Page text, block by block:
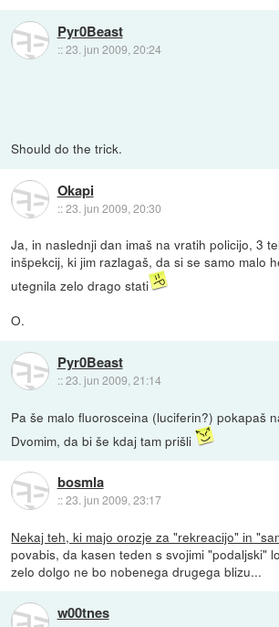
Pyr0Beast
::23. jun 2009, 20:24
Should do the trick.
Okapi
::23. jun 2009, 20:30
Ja, in naslednji dan imaš na vratih policijo, 3
inšpekcij, ki jim razlagaš, da si se samo malo
utegnila zelo drago stati
O.
Pyr0Beast
::23. jun 2009, 21:14
Pa še malo fluorosceina (luciferin?) pokapaš
Dvomim, da bi še kdaj tam prišli
bosmla
::23. jun 2009, 23:17
Nekaj teh, ki majo orozje za "rekreacijo" in
povabis, da kasen teden s svojimi "podaljski"
zelo dolgo ne bo nobenega drugega blizu...
w00tnes